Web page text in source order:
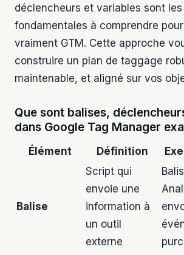
déclencheurs et variables sont
fondamentales à comprendre
vraiment GTM. Cette approche
construire un plan de taggage
maintenable, et aligné sur vos
Que sont balises,
dans Google Tag Manager
Élément Définition
Balise
Script qui
envoie une
information à
un outil
externe